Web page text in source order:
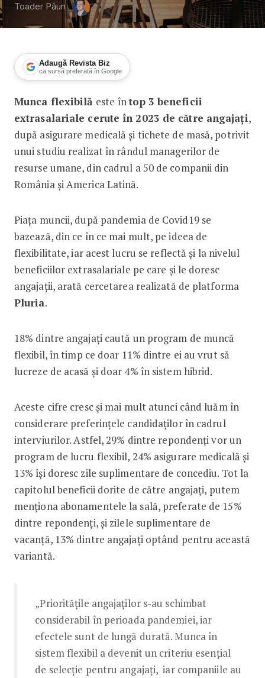
Toader Păun
Adaugă Revista Biz
ca sursă preferată în Google
STUDIU: Munca flexibilă, în top 3
Munca flexibilă este întop 3 beneficii
extrasalariale cerute în 2023 de către angajați,
după asigurare medicală și tichete de masă, potrivit
unui studiu realizat în rândul managerilor de
resurse umane, din cadrul a 50 de companii din
România și America Latină.
Piața muncii, după pandemia de Covid19 se
bazează, din ce în ce mai mult, pe ideea de
flexibilitate, iar acest lucru se reflectă și la nivelul
beneficiilor extrasalariale pe care și le doresc
angajații, arată cercetarea realizată de platforma
Pluria.
18% dintre angajați caută un program de muncă
flexibil, în timp ce doar 11% dintre ei au vrut să
lucreze de acasă și doar 4% în sistem hibrid.
Aceste cifre cresc și mai mult atunci când luăm în
considerare preferințele candidaților în cadrul
interviurilor. Astfel, 29% dintre repondenți vor un
program de lucru flexibil, 24% asigurare medicală și
13% își doresc zile suplimentare de concediu. Tot la
capitolul beneficii dorite de către angajați, putem
menționa abonamentele la sală, preferate de 15%
dintre repondenți, și zilele suplimentare de
vacanță, 13% dintre angajați optând pentru această
variantă.
„Prioritățile angajaților s-au schimbat
considerabil în perioada pandemiei, iar
efectele sunt de lungă durată. Munca în
sistem flexibil a devenit un criteriu esențial
de selecție pentru angajați, iar companiile au